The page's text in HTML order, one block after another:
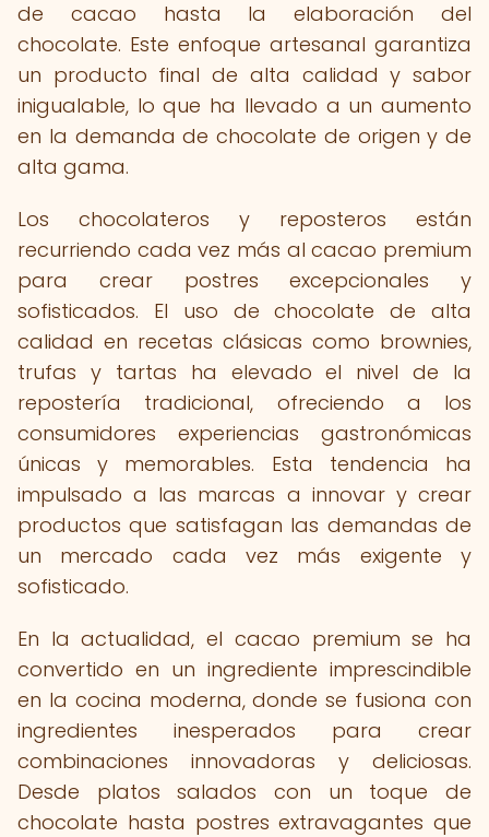
de cacao hasta la elaboración del
chocolate. Este enfoque artesanal garantiza
un producto final de alta calidad y sabor
inigualable, lo que ha llevado a un aumento
en la demanda de chocolate de origen y de
alta gama.
Los chocolateros y reposteros están
recurriendo cada vez más al cacao premium
para crear postres excepcionales y
sofisticados. El uso de chocolate de alta
calidad en recetas clásicas como brownies,
trufas y tartas ha elevado el nivel de la
repostería tradicional, ofreciendo a los
consumidores experiencias gastronómicas
únicas y memorables. Esta tendencia ha
impulsado a las marcas a innovar y crear
productos que satisfagan las demandas de
un mercado cada vez más exigente y
sofisticado.
En la actualidad, el cacao premium se ha
convertido en un ingrediente imprescindible
en la cocina moderna, donde se fusiona con
ingredientes inesperados para crear
combinaciones innovadoras y deliciosas.
Desde platos salados con un toque de
chocolate hasta postres extravagantes que